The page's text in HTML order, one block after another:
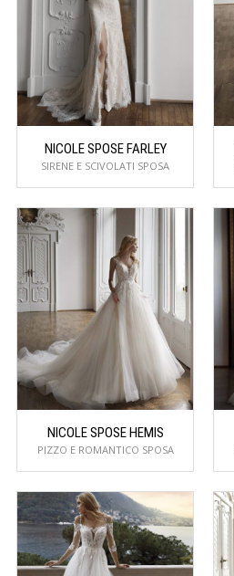
NICOLE SPOSE FARLEY
SIRENE E SCIVOLATI SPOSA
NICOLE SPOSE HEMIS
PIZZO E ROMANTICO SPOSA